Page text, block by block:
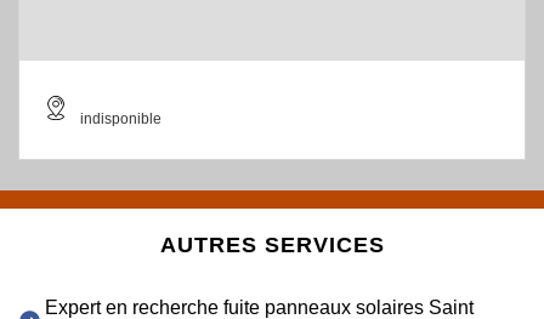
indisponible
AUTRES SERVICES
Expert en recherche fuite panneaux solaires Saint